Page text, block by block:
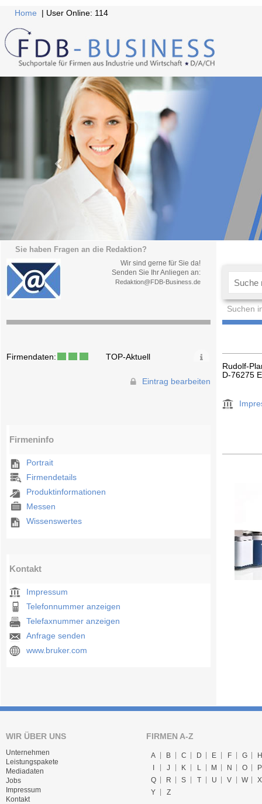
Home | User Online: 114
Sie haben Fragen an die Redaktion?
Wir sind gerne für Sie da!
Senden Sie Ihr Anliegen an:
Redaktion@FDB-Business.de
Suchen
Firmendaten: TOP-Aktuell
Eintrag bearbeiten
Firmeninfo
Portrait
Firmendetails
Produktinformationen
Messen
Wissenswertes
Kontakt
Impressum
Telefonnummer anzeigen
Telefaxnummer anzeigen
Anfrage senden
www.bruker.com
Rudolf-
D-76275
WIR ÜBER UNS
Unternehmen
Leistungspakete
Mediadaten
Jobs
Impressum
Kontakt
FIRMEN A-Z
A B C D E F G
H
J K L M N O
P
Q
R S T U V W
X
Y
Z